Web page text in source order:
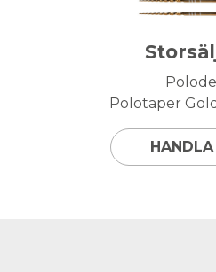
Polotaper
HANDLA